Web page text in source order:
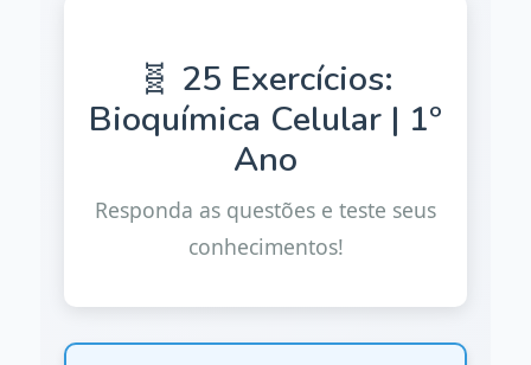
🧬 25 Exercícios:
Bioquímica Celular | 1º
Ano
Responda as questões e teste seus
conhecimentos!